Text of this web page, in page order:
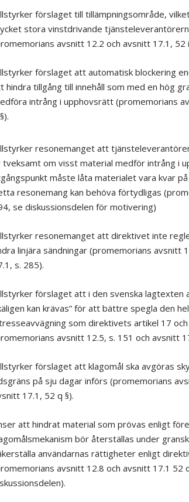
förslaget till tillämpningsområde,
stora vinstdrivande
avsnitt 12.2 och avsnitt 17.1, 52
förslaget att automatisk blockering
hindra tillgång till innehåll som med en hög
intrång i upphovsrätt (promemorians
resonemanget att
tveksamt om visst material medför intrång i
måste låta materialet vara kvar
resonemang kan behöva förtydligas
se diskussionsdelen för motivering)
resonemanget att direktivet inte
linjära sändningar (promemorians avsnitt
s. 285).
förslaget att i den svenska lagtexten
kan krävas” för att bättre spegla den
som direktivets artikel 17
avsnitt 12.5, s. 151 och avsnitt
förslaget att klagomål ska avgöras
på sju dagar införs (promemorians
17.1, 52 q §).
att hindrat material som prövas enligt
bör återställas under
användarnas rättigheter enligt
avsnitt 12.8 och avsnitt 17.1 52